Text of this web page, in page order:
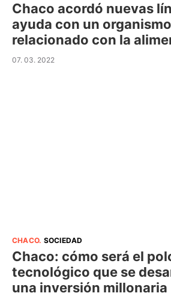
Chaco acordó nuevas
ayuda con un
relacionado con la
07. 03. 2022
CHACO. SOCIEDAD
Chaco: cómo será el
tecnológico que se
una inversión millonaria